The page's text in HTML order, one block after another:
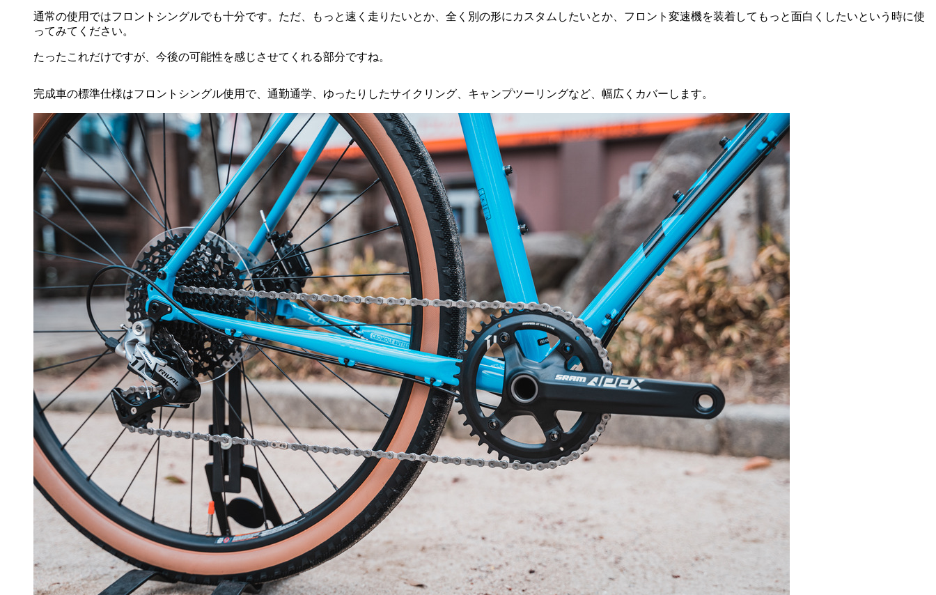
通常の使用ではフロントシングルでも十分です。ただ、もっと速く走りたいとか、全く別の形にカスタムしたいとか、フロント変速機を装着してもっと面白くしたいという時に使
ってみてください。
たったこれだけですが、今後の可能性を感じさせてくれる部分ですね。
完成車の標準仕様はフロントシングル使用で、通勤通学、ゆったりしたサイクリング、キャンプツーリングなど、幅広くカバーします。